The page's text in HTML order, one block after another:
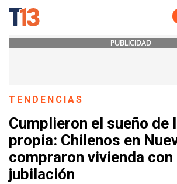
PUBLICIDAD
TENDENCIAS
Cumplieron el sueño de
propia: Chilenos en
compraron vivienda con
jubilación